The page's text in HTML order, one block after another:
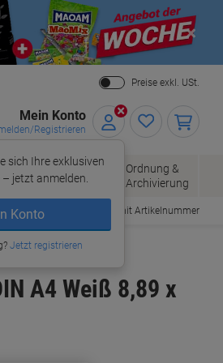
Close
Preise exkl. USt.
Mein Konto
Registrieren
sich Ihre exklusiven
jetzt anmelden.
Konto
Jetzt registrieren
Bürobedarf
Ordnung &
Archivierung
Bestellen mit Artikelnummer
A4 Weiß 8,89 x